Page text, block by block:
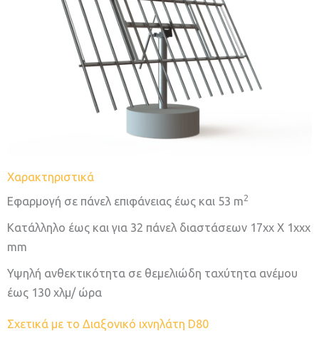
Χαρακτηριστικά
Εφαρμογή σε πάνελ επιφάνειας έως και 53 m2
Κατάλληλο έως και για 32 πάνελ διαστάσεων 17xx Χ 1xxx
mm
Υψηλή ανθεκτικότητα σε θεμελιώδη ταχύτητα ανέμου
έως 130 χλμ/ ώρα
Σχετικά με το Διαξονικό ιχνηλάτη D80